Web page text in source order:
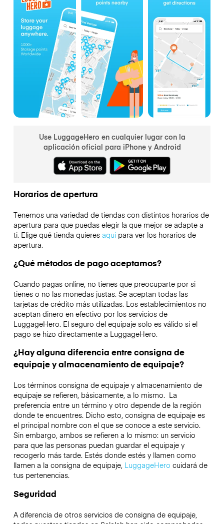
Use LuggageHero en cualquier lugar con la
aplicación oficial para iPhone y Android
Horarios de apertura
Tenemos una variedad de tiendas con distintos horarios de
apertura para que puedas elegir la que mejor se adapte a
ti. Elige qué tienda quieres aquípara ver los horarios de
apertura.
¿Qué métodos de pago aceptamos?
Cuando pagas online, no tienes que preocuparte por si
tienes o no las monedas justas. Se aceptan todas las
tarjetas de crédito más utilizadas. Los establecimientos no
aceptan dinero en efectivo por los servicios de
LuggageHero. El seguro del equipaje solo es válido si el
pago se hizo directamente a LuggageHero.
¿Hay alguna diferencia entre consigna de
equipaje y almacenamiento de equipaje?
Los términos consigna de equipaje y almacenamiento de
equipaje se refieren, básicamente, a lo mismo. La
preferencia entre un término y otro depende de la región
donde te encuentres. Dicho esto, consigna de equipaje es
el principal nombre con el que se conoce a este servicio.
Sin embargo, ambos se refieren a lo mismo: un servicio
para que las personas puedan guardar el equipaje y
recogerlo más tarde. Estés donde estés y llamen como
llamen a la consigna de equipaje,LuggageHero cuidará de
tus pertenencias.
Seguridad
A diferencia de otros servicios de consigna de equipaje,